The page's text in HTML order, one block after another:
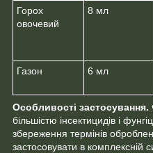
Горох
овочевий
8 мл
Газон
6 мл
Особливості застосування.
більшістю інсектицидів і
збереження термінів
застосовувати в комплексній